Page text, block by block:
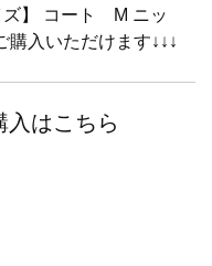
】 コート M ニッ
入いただけます↓↓↓
入はこちら